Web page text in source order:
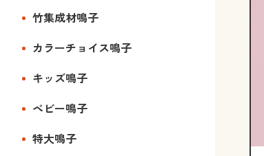
竹集成材鳴子
カラーチョイス鳴子
キッズ鳴子
ベビー鳴子
特大鳴子